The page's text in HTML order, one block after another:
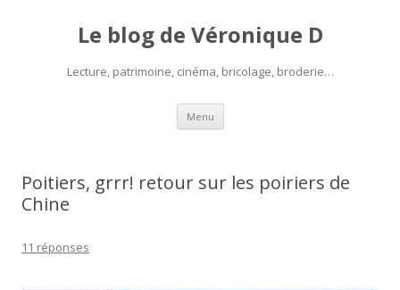
Le blog de Véronique D
Lecture, patrimoine, cinéma, bricolage, broderie…
Menu Aller
contenu
Poitiers, grrr! retour sur les poiriers de
Chine
11 réponses